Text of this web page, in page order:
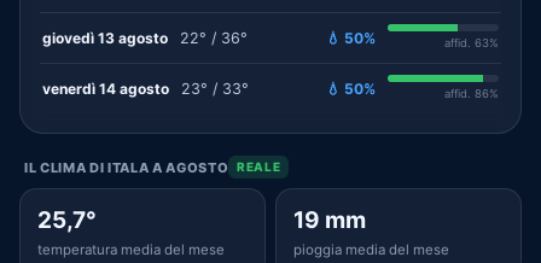
giovedì 13 agosto 22° / 36° 💧 50% affid. 63%
venerdì 14 agosto 23° / 33° 💧 50% affid. 86%
IL CLIMA DI ITALA A AGOSTO REALE
25,7°
temperatura media del mese
19 mm
pioggia media del mese